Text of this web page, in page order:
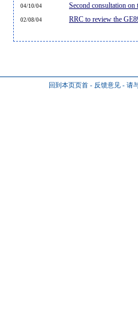
04/10/04 Second consultation
02/08/04 RRC to review the
回到本页页首 - 反馈意见 - 请